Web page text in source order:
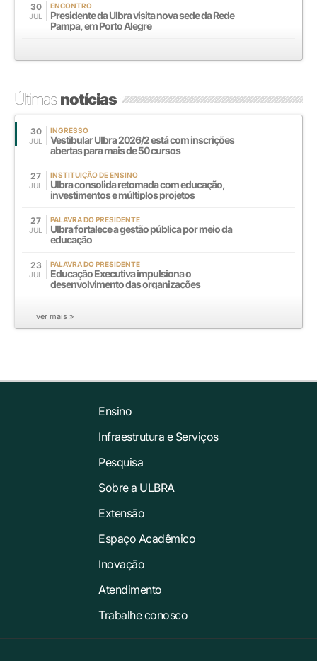
30
JUL
ENCONTRO
Presidente da Ulbra visita nova sede da Rede
Pampa, em Porto Alegre
Últimasnotícias
30
JUL
INGRESSO
Vestibular Ulbra 2026/2 está com inscrições
abertas para mais de 50 cursos
27
JUL
INSTITUIÇÃO DE ENSINO
Ulbra consolida retomada com educação,
investimentos e múltiplos projetos
27
JUL
PALAVRA DO PRESIDENTE
Ulbra fortalece a gestão pública por meio da
educação
23
JUL
PALAVRA DO PRESIDENTE
Educação Executiva impulsiona o
desenvolvimento das organizações
ver mais »
Ensino
Infraestrutura e Serviços
Pesquisa
Sobre a ULBRA
Extensão
Espaço Acadêmico
Inovação
Atendimento
Trabalhe conosco